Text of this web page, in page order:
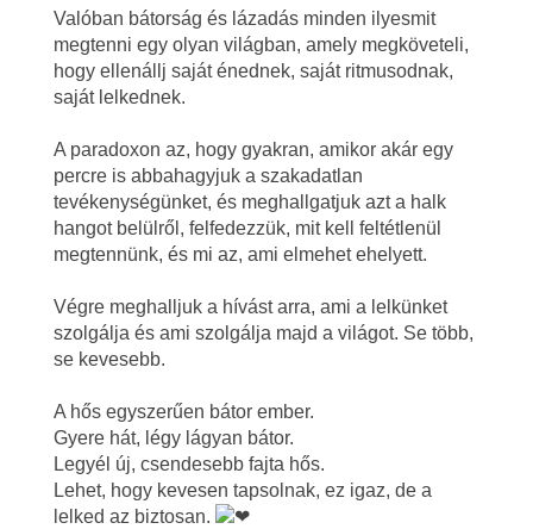
Valóban bátorság és lázadás minden ilyesmit
megtenni egy olyan világban, amely megköveteli,
hogy ellenállj saját énednek, saját ritmusodnak,
saját lelkednek.
A paradoxon az, hogy gyakran, amikor akár egy
percre is abbahagyjuk a szakadatlan
tevékenységünket, és meghallgatjuk azt a halk
hangot belülről, felfedezzük, mit kell feltétlenül
megtennünk, és mi az, ami elmehet ehelyett.
Végre meghalljuk a hívást arra, ami a lelkünket
szolgálja és ami szolgálja majd a világot. Se több,
se kevesebb.
A hős egyszerűen bátor ember.
Gyere hát, légy lágyan bátor.
Legyél új, csendesebb fajta hős.
Lehet, hogy kevesen tapsolnak, ez igaz, de a
lelked az biztosan.